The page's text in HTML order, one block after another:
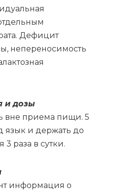
Дефицит
непереносимость
и до­зы
вне приема пищи. 5
язык и держать до
3 раза в сутки.
информация о